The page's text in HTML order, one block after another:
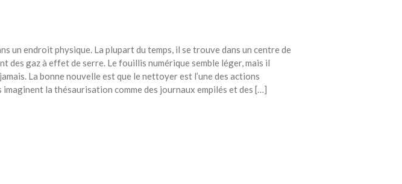
un endroit physique. La plupart du temps, il se trouve dans un centre de
des gaz à effet de serre. Le fouillis numérique semble léger, mais il
La bonne nouvelle est que le nettoyer est l’une des actions
la thésaurisation comme des journaux empilés et des […]